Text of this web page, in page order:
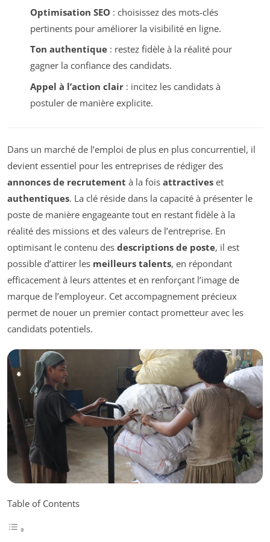
Optimisation SEO : choisissez des mots-clés
pertinents pour améliorer la visibilité en ligne.
Ton authentique: restez fidèle à la réalité pour
gagner la confiance des candidats.
Appel à l’action clair: incitez les candidats à
postuler de manière explicite.
Dans un marché de l’emploi de plus en plus concurrentiel, il
devient essentiel pour les entreprises de rédiger des
annonces de recrutement à la fois attractives et
authentiques. La clé réside dans la capacité à présenter le
poste de manière engageante tout en restant fidèle à la
réalité des missions et des valeurs de l’entreprise. En
optimisant le contenu des descriptions de poste, il est
possible d’attirer les meilleurs talents, en répondant
efficacement à leurs attentes et en renforçant l’image de
marque de l’employeur. Cet accompagnement précieux
permet de nouer un premier contact prometteur avec les
candidats potentiels.
Table of Contents